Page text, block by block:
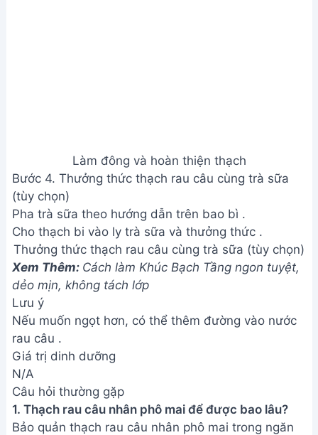
Làm đông và hoàn thiện thạch
Bước 4. Thưởng thức thạch rau câu cùng trà sữa
(tùy chọn)
Pha trà sữa theo hướng dẫn trên bao bì .
Cho thạch bi vào ly trà sữa và thưởng thức .
Thưởng thức thạch rau câu cùng trà sữa (tùy chọn)
Xem Thêm: Cách làm Khúc Bạch Tầng ngon tuyệt,
dẻo mịn, không tách lớp
Lưu ý
Nếu muốn ngọt hơn, có thể thêm đường vào nước
rau câu .
Giá trị dinh dưỡng
N/A
Câu hỏi thường gặp
1. Thạch rau câu nhân phô mai để được bao lâu?
Bảo quản thạch rau câu nhân phô mai trong ngăn